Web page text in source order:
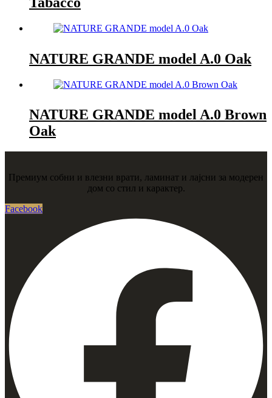
NATURE GRANDE model A.0 Oak
NATURE GRANDE model A.0 Brown
Oak
Премиум собни и влезни врати, ламинат и лајсни за модерен
дом со стил и карактер.
Facebook